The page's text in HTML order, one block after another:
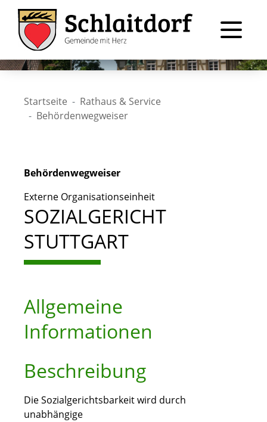
Startseite
Rathaus & Service
Behördenwegweiser
Behördenwegweiser
Externe Organisationseinheit
SOZIALGERICHT
STUTTGART
Allgemeine
Informationen
Beschreibung
Die Sozialgerichtsbarkeit wird durch
unabhängige